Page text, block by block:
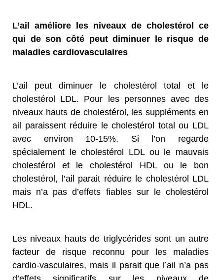
L’ail améliore les niveaux de cholestérol ce
qui de son côté peut diminuer le risque de
maladies cardiovasculaires
L’ail peut diminuer le cholestérol total et le
cholestérol LDL. Pour les personnes avec des
niveaux hauts de cholestérol, les suppléments en
ail paraissent réduire le cholestérol total ou LDL
avec environ 10-15%. Si l’on regarde
spécialement le cholestérol LDL ou le mauvais
cholestérol et le cholestérol HDL ou le bon
cholestérol, l’ail parait réduire le cholestérol LDL
mais n’a pas d’effets fiables sur le cholestérol
HDL.
Les niveaux hauts de triglycérides sont un autre
facteur de risque reconnu pour les maladies
cardio-vasculaires, mais il parait que l’ail n’a pas